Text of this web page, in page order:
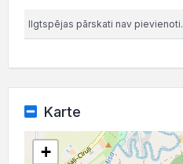
Ilgtspējas pārskati nav pievienoti.
Karte
+